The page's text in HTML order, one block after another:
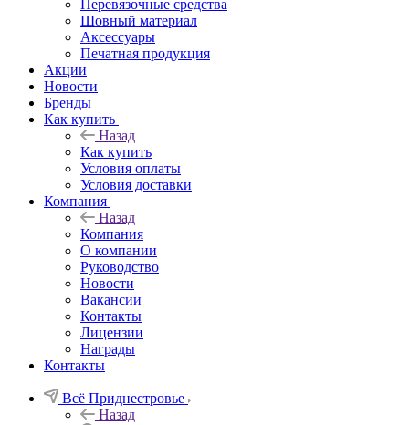
Перевязочные средства
Шовный материал
Аксессуары
Печатная продукция
Акции
Новости
Бренды
Как купить
Назад
Как купить
Условия оплаты
Условия доставки
Компания
Назад
Компания
О компании
Руководство
Новости
Вакансии
Контакты
Лицензии
Награды
Контакты
Всё Приднестровье
Назад